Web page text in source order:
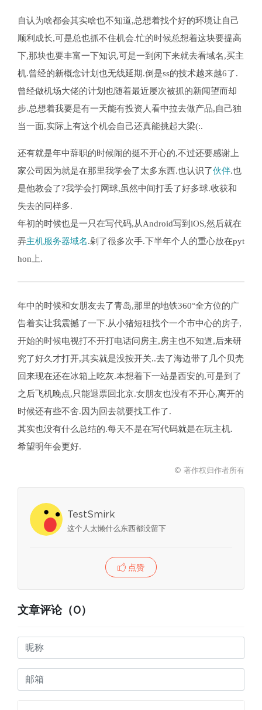
自认为啥都会其实啥也不知道,总想着找个好的环境让自己
顺利成长,可是总也抓不住机会.忙的时候总想着这块要提高
下,那块也要丰富一下知识,可是一到闲下来就去看域名,买主
机.曾经的新概念计划也无线延期.倒是ss的技术越来越6了.
曾经做机场大佬的计划也随着最近屡次被抓的新闻望而却
步.总想着我要是有一天能有投资人看中拉去做产品,自己独
当一面,实际上有这个机会自己还真能挑起大梁(:.
还有就是年中辞职的时候闹的挺不开心的,不过还要感谢上
家公司因为就是在那里我学会了太多东西.也认识了伙伴.也
是他教会了?我学会打网球,虽然中间打丢了好多球.收获和
失去的同样多.
年初的时候也是一只在写代码,从Android写到iOS,然后就在
弄主机服务器域名.剁了很多次手.下半年个人的重心放在pyt
hon上.
年中的时候和女朋友去了青岛,那里的地铁360°全方位的广
告着实让我震撼了一下.从小猪短租找个一个市中心的房子,
开始的时候电视打不开打电话问房主,房主也不知道,后来研
究了好久才打开,其实就是没按开关..去了海边带了几个贝壳
回来现在还在冰箱上吃灰.本想着下一站是西安的,可是到了
之后飞机晚点,只能退票回北京.女朋友也没有不开心,离开的
时候还有些不舍.因为回去就要找工作了.
其实也没有什么总结的.每天不是在写代码就是在玩主机.
希望明年会更好.
© 著作权归作者所有
TestSmirk
这个人太懒什么东西都没留下
点赞
文章评论（0）